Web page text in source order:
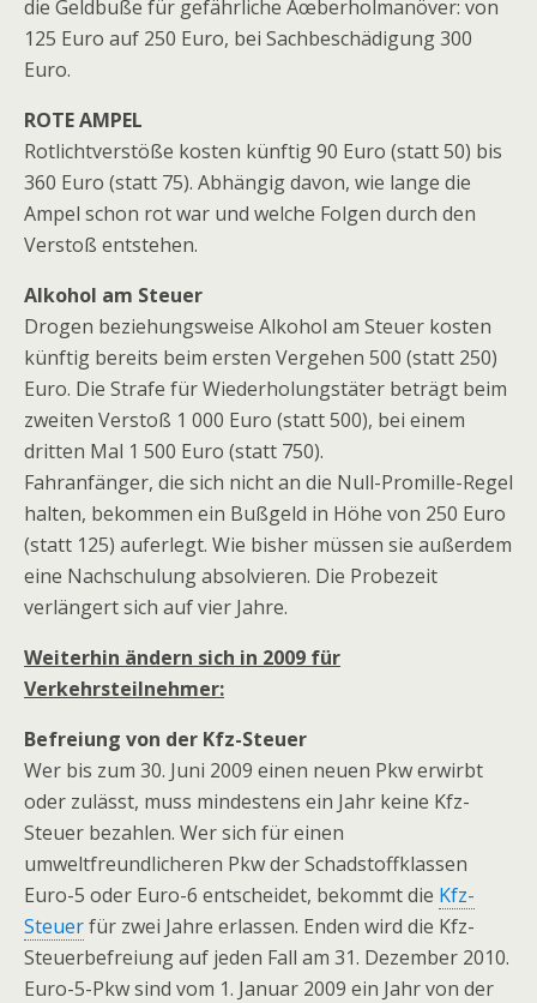
die Geldbuße für gefährliche Ãœberholmanöver: von
125 Euro auf 250 Euro, bei Sachbeschädigung 300
Euro.
ROTE AMPEL
Rotlichtverstöße kosten künftig 90 Euro (statt 50) bis
360 Euro (statt 75). Abhängig davon, wie lange die
Ampel schon rot war und welche Folgen durch den
Verstoß entstehen.
Alkohol am Steuer
Drogen beziehungsweise Alkohol am Steuer kosten
künftig bereits beim ersten Vergehen 500 (statt 250)
Euro. Die Strafe für Wiederholungstäter beträgt beim
zweiten Verstoß 1 000 Euro (statt 500), bei einem
dritten Mal 1 500 Euro (statt 750).
Fahranfänger, die sich nicht an die Null-Promille-Regel
halten, bekommen ein Bußgeld in Höhe von 250 Euro
(statt 125) auferlegt. Wie bisher müssen sie außerdem
eine Nachschulung absolvieren. Die Probezeit
verlängert sich auf vier Jahre.
Weiterhin ändern sich in 2009 für
Verkehrsteilnehmer:
Befreiung von der Kfz-Steuer
Wer bis zum 30. Juni 2009 einen neuen Pkw erwirbt
oder zulässt, muss mindestens ein Jahr keine Kfz-
Steuer bezahlen. Wer sich für einen
umweltfreundlicheren Pkw der Schadstoffklassen
Euro-5 oder Euro-6 entscheidet, bekommt die Kfz-
Steuerfür zwei Jahre erlassen. Enden wird die Kfz-
Steuerbefreiung auf jeden Fall am 31. Dezember 2010.
Euro-5-Pkw sind vom 1. Januar 2009 ein Jahr von der